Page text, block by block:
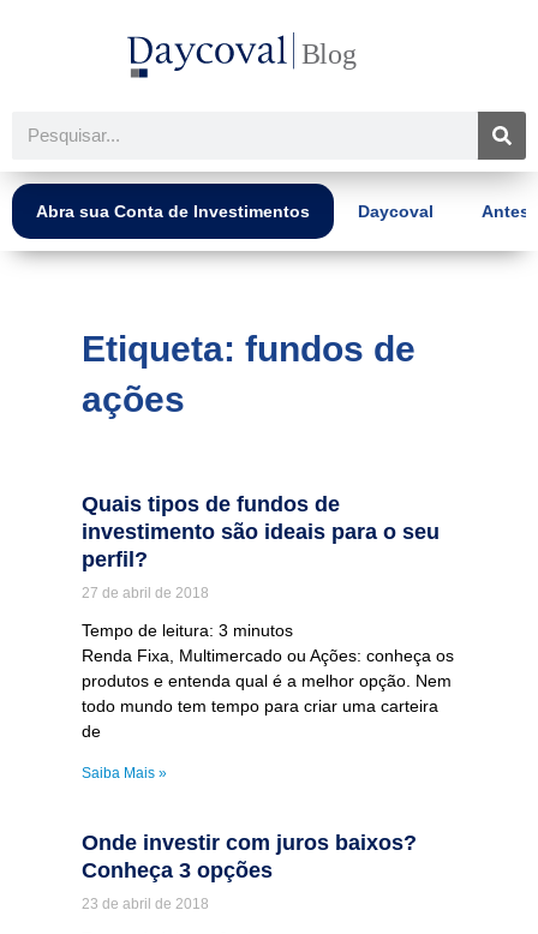
Pesquisar
Abra sua Conta de Investimentos Daycoval Antes
Etiqueta: fundos de
ações
Quais tipos de fundos de
investimento são ideais para o seu
perfil?
27 de abril de 2018
Tempo de leitura: 3 minutos
Renda Fixa, Multimercado ou Ações: conheça os
produtos e entenda qual é a melhor opção. Nem
todo mundo tem tempo para criar uma carteira
de
Saiba Mais »
Onde investir com juros baixos?
Conheça 3 opções
23 de abril de 2018